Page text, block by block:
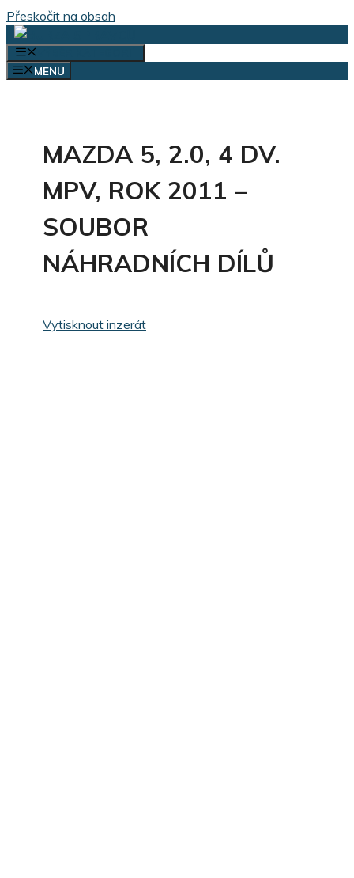
Přeskočit na obsah
MENU
MAZDA 5, 2.0, 4 DV.
MPV, ROK 2011 –
SOUBOR
NÁHRADNÍCH DÍLŮ
Vytisknout inzerát